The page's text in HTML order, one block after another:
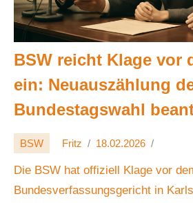
BSW reicht Klage vor
ein: Neuauszählung
Bundestagswahl
BSW Fritz 18.02.2026
Die BSW hat offiziell Klage vor
Bundesverfassungsgericht in